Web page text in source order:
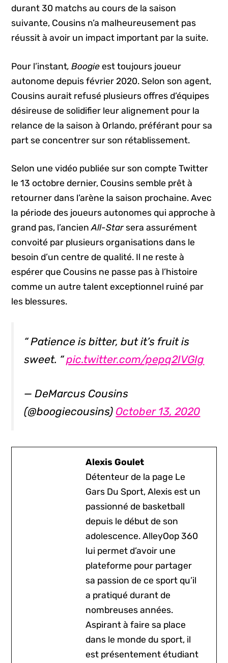
durant 30 matchs au cours de la saison
suivante, Cousins n’a malheureusement pas
réussit à avoir un impact important par la suite.
Pour l’instant, Boogieest toujours joueur
autonome depuis février 2020. Selon son agent,
Cousins aurait refusé plusieurs offres d’équipes
désireuse de solidifier leur alignement pour la
relance de la saison à Orlando, préférant pour sa
part se concentrer sur son rétablissement.
Selon une vidéo publiée sur son compte Twitter
le 13 octobre dernier, Cousins semble prêt à
retourner dans l’arène la saison prochaine. Avec
la période des joueurs autonomes qui approche à
grand pas, l’ancienAll-Starsera assurément
convoité par plusieurs organisations dans le
besoin d’un centre de qualité. Il ne reste à
espérer que Cousins ne passe pas à l’histoire
comme un autre talent exceptionnel ruiné par
les blessures.
“ Patience is bitter, but it’s fruit is
sweet. “pic.twitter.com/pepq2IVGIg
— DeMarcus Cousins
(@boogiecousins) October 13, 2020
Alexis Goulet
Détenteur de la page Le
Gars Du Sport, Alexis est un
passionné de basketball
depuis le début de son
adolescence. AlleyOop 360
lui permet d’avoir une
plateforme pour partager
sa passion de ce sport qu’il
a pratiqué durant de
nombreuses années.
Aspirant à faire sa place
dans le monde du sport, il
est présentement étudiant